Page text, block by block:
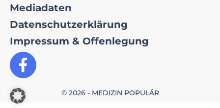
Mediadaten
Datenschutzerklärung
Impressum & Offenlegung
© 2026 - MEDIZIN POPULÄR